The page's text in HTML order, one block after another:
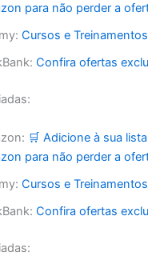
para não perder a
Cursos e Treinamentos
Confira ofertas
🛒 Adicione à sua
para não perder a
Cursos e Treinamentos
Confira ofertas